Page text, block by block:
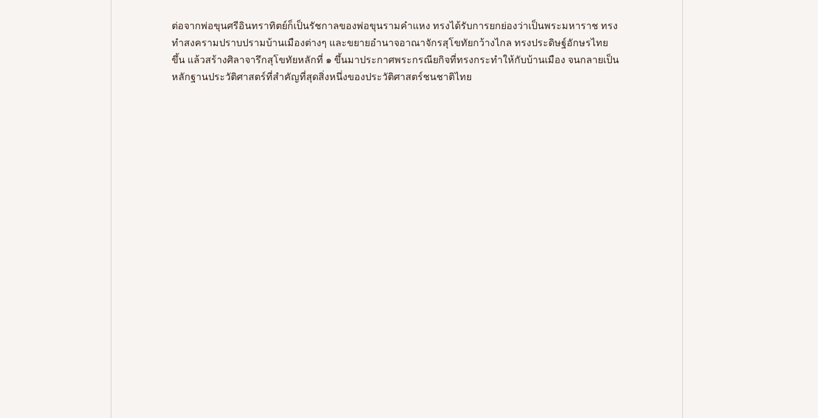
ต่อจากพ่อขุนศรีอินทราทิตย์ก็เป็นรัชกาลของพ่อขุนรามคำแหง ทรงได้รับการยกย่องว่าเป็นพระมหาราช ทรง
ทำสงครามปราบปรามบ้านเมืองต่างๆ และขยายอำนาจอาณาจักรสุโขทัยกว้างไกล ทรงประดิษฐ์อักษรไทย
ขึ้น แล้วสร้างศิลาจารึกสุโขทัยหลักที่ ๑ ขึ้นมาประกาศพระกรณียกิจที่ทรงกระทำให้กับบ้านเมือง จนกลายเป็น
หลักฐานประวัติศาสตร์ที่สำคัญที่สุดสิ่งหนึ่งของประวัติศาสตร์ชนชาติไทย